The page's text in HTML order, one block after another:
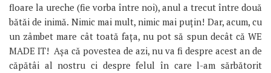
floare la ureche (fie vorba între noi), anul a trecut între două
bătăi de inimă. Nimic mai mult, nimic mai puțin! Dar, acum, cu
un zâmbet mare cât toată fața, nu pot să spun decât că WE
MADE IT! Așa că povestea de azi, nu va fi despre acest an de
căpătâi al nostru ci despre felul în care l-am sărbătorit